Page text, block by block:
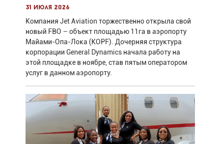
31 июля 2026
Компания Jet Aviation торжественно открыла свой
новый FBO – объект площадью 11га в аэропорту
Майами-Опа-Лока (KOPF). Дочерняя структура
корпорации General Dynamics начала работу на
этой площадке в ноябре, став пятым оператором
услуг в данном аэропорту.